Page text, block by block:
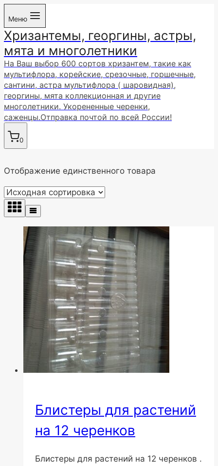
Перейти
содержимому
Меню
Хризантемы, георгины, астры,
мята и многолетники
На Ваш выбор 600 сортов хризантем, такие как
мультифлора, корейские, срезочные, горшечные,
сантини, астра мультифлора ( шаровидная),
георгины, мята коллекционная и другие
многолетники. Укорененные черенки,
саженцы.Отправка почтой по всей России!
0
Отображение единственного товара
Блистеры для растений
на 12 черенков
Блистеры для растений на 12 черенков .